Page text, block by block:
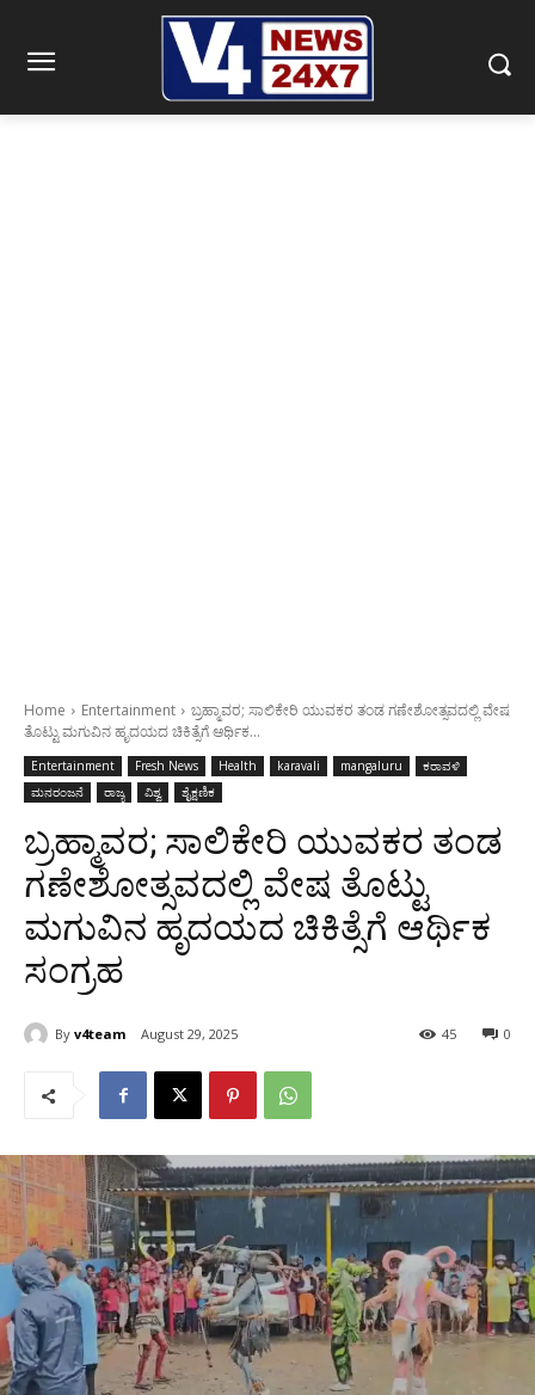
Home Entertainment
ಬ್ರಹ್ಮಾವರ; ಸಾಲಿಕೇರಿ ಯುವಕರ ತಂಡ ಗಣೇಶೋತ್ಸವದಲ್ಲಿ ವೇಷ
ತೊಟ್ಟು ಮಗುವಿನ ಹೃದಯದ ಚಿಕಿತ್ಸೆಗೆ ಆರ್ಥಿಕ...
Entertainment Fresh News Health karavali mangaluru
ಕರಾವಳಿ
ಮನರಂಜನೆ
ರಾಜ್ಯ ವಿಶ್ವ ಶೈಕ್ಷಣಿಕ
ಬ್ರಹ್ಮಾವರ; ಸಾಲಿಕೇರಿ ಯುವಕರ ತಂಡ
ಗಣೇಶೋತ್ಸವದಲ್ಲಿ ವೇಷ ತೊಟ್ಟು
ಮಗುವಿನ ಹೃದಯದ ಚಿಕಿತ್ಸೆಗೆ ಆರ್ಥಿಕ
ಸಂಗ್ರಹ
By v4team August 29, 2025 0
45